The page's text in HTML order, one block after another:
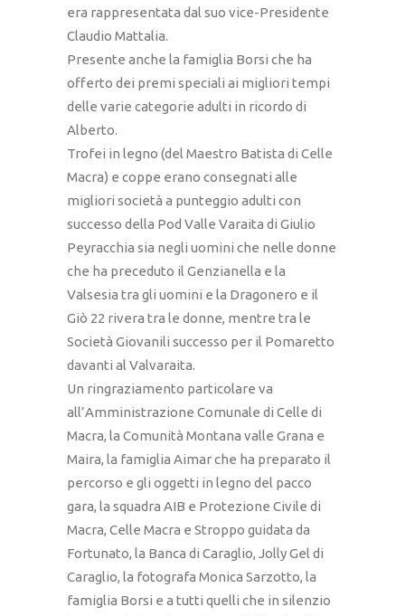
era rappresentata dal suo vice-Presidente
Claudio Mattalia.
Presente anche la famiglia Borsi che ha
offerto dei premi speciali ai migliori tempi
delle varie categorie adulti in ricordo di
Alberto.
Trofei in legno (del Maestro Batista di Celle
Macra) e coppe erano consegnati alle
migliori società a punteggio adulti con
successo della Pod Valle Varaita di Giulio
Peyracchia sia negli uomini che nelle donne
che ha preceduto il Genzianella e la
Valsesia tra gli uomini e la Dragonero e il
Giò 22 rivera tra le donne, mentre tra le
Società Giovanili successo per il Pomaretto
davanti al Valvaraita.
Un ringraziamento particolare va
all’Amministrazione Comunale di Celle di
Macra, la Comunità Montana valle Grana e
Maira, la famiglia Aimar che ha preparato il
percorso e gli oggetti in legno del pacco
gara, la squadra AIB e Protezione Civile di
Macra, Celle Macra e Stroppo guidata da
Fortunato, la Banca di Caraglio, Jolly Gel di
Caraglio, la fotografa Monica Sarzotto, la
famiglia Borsi e a tutti quelli che in silenzio